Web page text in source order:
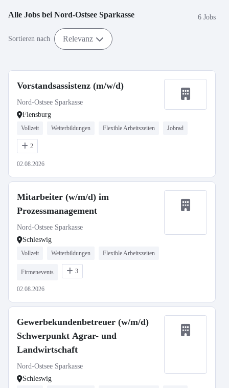
Alle Jobs bei Nord-Ostsee Sparkasse 6 Jobs
Sortieren nach Relevanz
Vorstandsassistenz (m/w/d)
Nord-Ostsee Sparkasse
Flensburg
Vollzeit Weiterbildungen Flexible Arbeitszeiten Jobrad
2
02.08.2026
Mitarbeiter (w/m/d) im
Prozessmanagement
Nord-Ostsee Sparkasse
Schleswig
Vollzeit Weiterbildungen Flexible Arbeitszeiten
Firmenevents 3
02.08.2026
Gewerbekundenbetreuer (w/m/d)
Schwerpunkt Agrar- und
Landwirtschaft
Nord-Ostsee Sparkasse
Schleswig